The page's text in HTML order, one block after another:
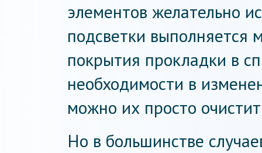
элементов желательно
подсветки выполняется
покрытия прокладки в
необходимости в
можно их просто
Но в большинстве